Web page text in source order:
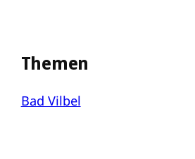
Themen
Bad Vilbel